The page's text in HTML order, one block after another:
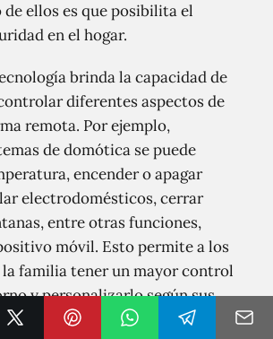
ellos es que posibilita el
en el hogar.
brinda la capacidad de
diferentes aspectos de
remota. Por ejemplo,
de domótica se puede
encender o apagar
electrodomésticos, cerrar
entre otras funciones,
móvil. Esto permite a los
familia tener un mayor control
y personalizarlo según sus
preferencias.